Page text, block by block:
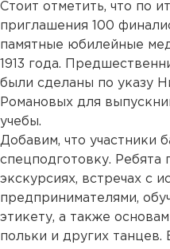
Стоит отметить, что по
приглашения 100
памятные юбилейные
1913 года.
были сделаны по указу
Романовых для
учебы.
Добавим, что участники
спецподготовку. Ребята
экскурсиях, встречах с
предпринимателями,
этикету, а также
польки и других танцев.